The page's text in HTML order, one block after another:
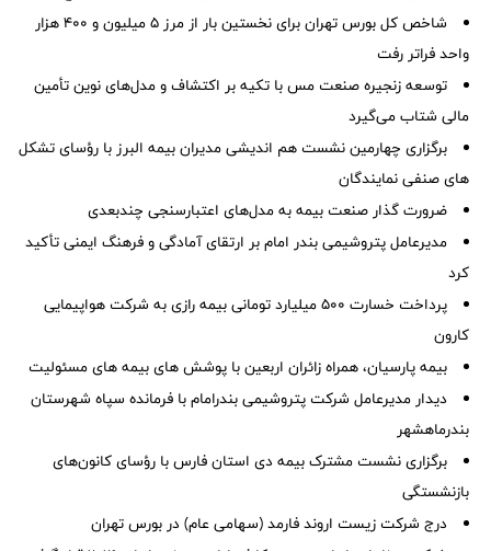
شاخص کل بورس تهران برای نخستین بار از مرز ۵ میلیون و ۴۰۰ هزار
واحد فراتر رفت
توسعه زنجیره صنعت مس با تکیه بر اکتشاف و مدل‌های نوین تأمین
مالی شتاب می‌گیرد
برگزاری چهارمین نشست هم اندیشی مدیران بیمه البرز با رؤسای تشکل
های صنفی نمایندگان
ضرورت گذار صنعت بیمه به مدل‌های اعتبارسنجی چندبعدی
مدیرعامل پتروشیمی بندر امام بر ارتقای آمادگی و فرهنگ ایمنی تأکید
کرد
پرداخت خسارت ۵۰۰ میلیارد تومانی بیمه رازی به شرکت هواپیمایی
کارون
بیمه پارسیان، همراه زائران اربعین با پوشش های بیمه های مسئولیت
دیدار مدیرعامل شرکت پتروشیمی بندرامام با فرمانده سپاه شهرستان
بندرماهشهر
برگزاری نشست مشترک بیمه دی استان فارس با رؤسای کانون‌های
بازنشستگی
درج شرکت زیست اروند فارمد (سهامی عام) در بورس تهران